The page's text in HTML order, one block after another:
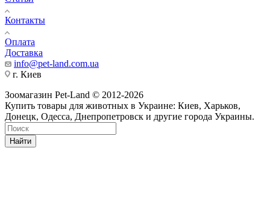
Контакты
Оплата
Доставка
info@pet-land.com.ua
г. Киев
Зоомагазин Pet-Land © 2012-2026
Купить товары для животных в Украине: Киев, Харьков,
Донецк, Одесса, Днепропетровск и другие города Украины.
Найти